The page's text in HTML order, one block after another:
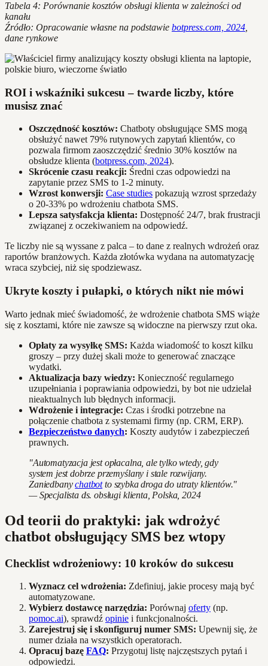
Tabela 4: Porównanie kosztów obsługi klienta w zależności od
kanału
Źródło: Opracowanie własne na podstawie botpress.com, 2024
dane rynkowe
ROI i wskaźniki sukcesu – twarde liczby, które
musisz znać
Oszczędność kosztów: Chatboty obsługujące SMS mogą
obsłużyć nawet 79% rutynowych zapytań klientów, co
pozwala firmom zaoszczędzić średnio 30% kosztów na
obsłudze klienta (botpress.com, 2024).
Skrócenie czasu reakcji: Średni czas odpowiedzi na
zapytanie przez SMS to 1-2 minuty.
Wzrost konwersji: Case studies pokazują wzrost sprzedaży
o 20-33% po wdrożeniu chatbota SMS.
Lepsza satysfakcja klienta: Dostępność 24/7, brak frustracji
związanej z oczekiwaniem na odpowiedź.
Te liczby nie są wyssane z palca – to dane z realnych wdrożeń oraz
raportów branżowych. Każda złotówka wydana na automatyzację
wraca szybciej, niż się spodziewasz.
Ukryte koszty i pułapki, o których nikt nie mówi
Warto jednak mieć świadomość, że wdrożenie chatbota SMS wiąże
się z kosztami, które nie zawsze są widoczne na pierwszy rzut oka.
Opłaty za wysyłkę SMS: Każda wiadomość to koszt kilku
groszy – przy dużej skali może to generować znaczące
wydatki.
Aktualizacja bazy wiedzy: Konieczność regularnego
uzupełniania i poprawiania odpowiedzi, by bot nie udzielał
nieaktualnych lub błędnych informacji.
Wdrożenie i integracje: Czas i środki potrzebne na
połączenie chatbota z systemami firmy (np. CRM, ERP).
Bezpieczeństwo danych: Koszty audytów i zabezpieczeń
prawnych.
"Automatyzacja jest opłacalna, ale tylko wtedy, gdy
system jest dobrze przemyślany i stale rozwijany.
Zaniedbanychatbotto szybka droga do utraty klientów."
— Specjalista ds. obsługi klienta, Polska, 2024
Od teorii do praktyki: jak wdrożyć
chatbot obsługujący SMS bez wtopy
Checklist wdrożeniowy: 10 kroków do sukcesu
Wyznacz cel wdrożenia: Zdefiniuj, jakie procesy mają być
automatyzowane.
Wybierz dostawcę narzędzia: Porównaj oferty (np.
pomoc.ai), sprawdź opinie i funkcjonalności.
Zarejestruj się i skonfiguruj numer SMS: Upewnij się, że
numer działa na wszystkich operatorach.
Opracuj bazę FAQ: Przygotuj listę najczęstszych pytań i
odpowiedzi.